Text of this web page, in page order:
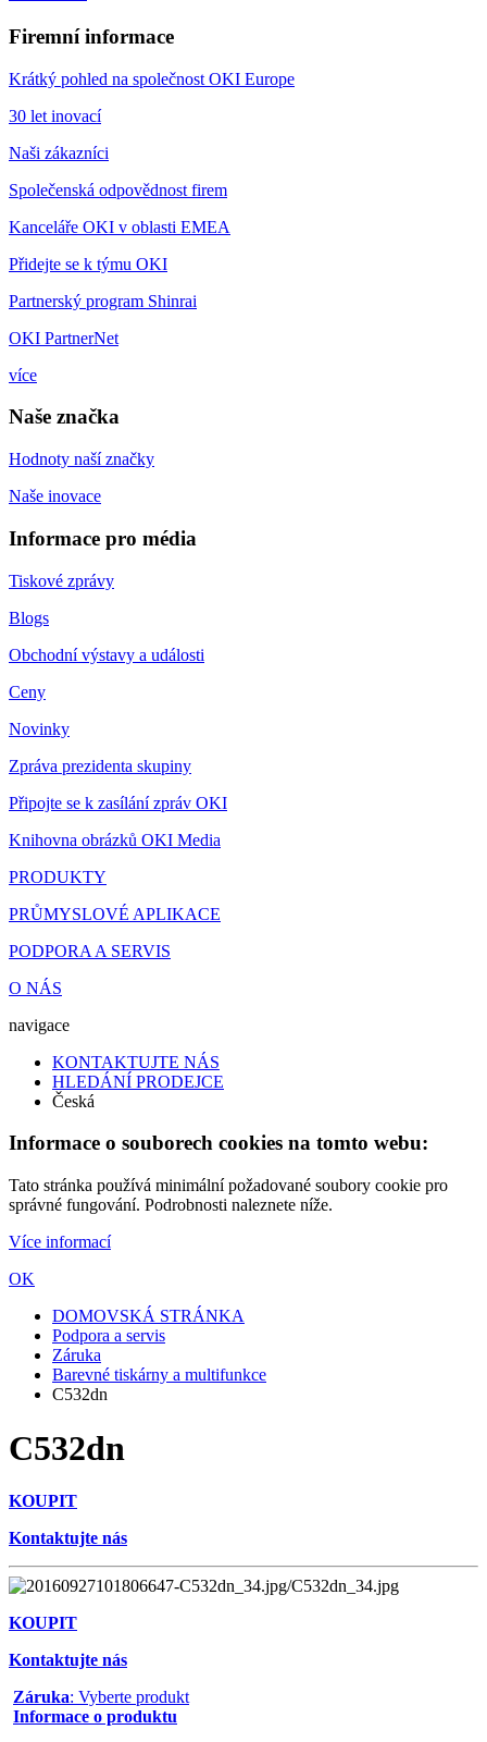
Firemní informace
Krátký pohled na společnost OKI Europe
30 let inovací
Naši zákazníci
Společenská odpovědnost firem
Kanceláře OKI v oblasti EMEA
Přidejte se k týmu OKI
Partnerský program Shinrai
OKI PartnerNet
více
Naše značka
Hodnoty naší značky
Naše inovace
Informace pro média
Tiskové zprávy
Blogs
Obchodní výstavy a události
Ceny
Novinky
Zpráva prezidenta skupiny
Připojte se k zasílání zpráv OKI
Knihovna obrázků OKI Media
PRODUKTY
PRŮMYSLOVÉ APLIKACE
PODPORA A SERVIS
O NÁS
navigace
KONTAKTUJTE NÁS
HLEDÁNÍ PRODEJCE
Česká
Informace o souborech cookies na tomto webu:
Tato stránka používá minimální požadované soubory cookie pro
správné fungování. Podrobnosti naleznete níže.
Více informací
OK
DOMOVSKÁ STRÁNKA
Podpora a servis
Záruka
Barevné tiskárny a multifunkce
C532dn
C532dn
KOUPIT
Kontaktujte nás
KOUPIT
Kontaktujte nás
Záruka: Vyberte produkt
Informace o produktu